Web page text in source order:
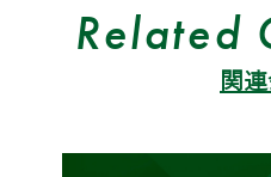
Related
関